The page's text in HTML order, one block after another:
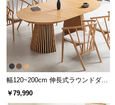
ー
ト
ら
せ
幅120~200cm 伸長式ラウンドダイ
ニングテーブル 6人掛け 天然木突
￥79,990